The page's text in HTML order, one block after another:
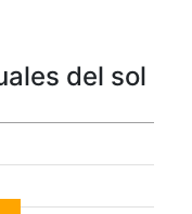
del sol